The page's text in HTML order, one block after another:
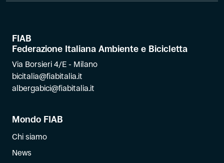
FIAB
Federazione Italiana Ambiente e Bicicletta
Via Borsieri 4/E - Milano
bicitalia@fiabitalia.it
albergabici@fiabitalia.it
Mondo FIAB
Chi siamo
News